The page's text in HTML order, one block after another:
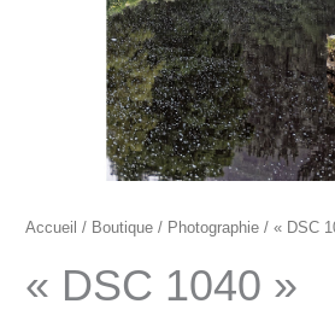
Accueil / Boutique / Photographie / « DSC
« DSC 1040 »